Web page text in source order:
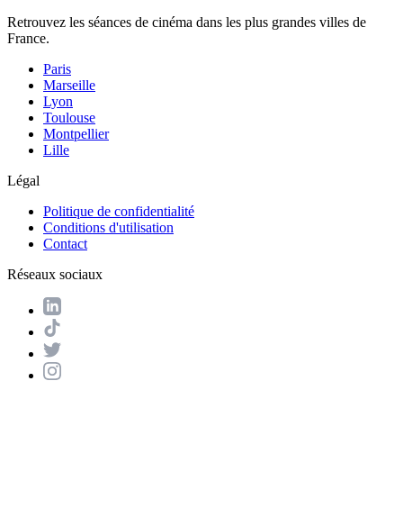
Retrouvez les séances de cinéma dans les plus grandes villes de
France.
Paris
Marseille
Lyon
Toulouse
Montpellier
Lille
Légal
Politique de confidentialité
Conditions d'utilisation
Contact
Réseaux sociaux